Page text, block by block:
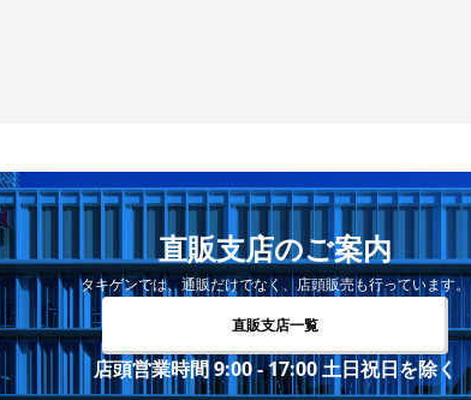
直販支店のご案内
タキゲンでは、通販だけでなく、店頭販売も行っています。
直販支店一覧
店頭営業時間 9:00 - 17:00 土日祝日を除く